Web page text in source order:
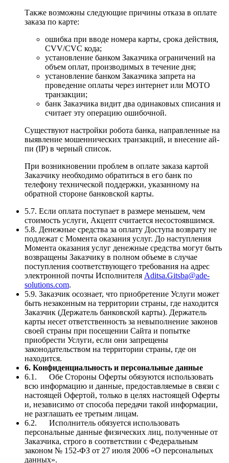
Также возможны следующие причины отказа в оплате
заказа по карте:
ошибка при вводе номера карты, срока действия,
CVV/CVC кода;
установление банком Заказчика ограничений на
объем оплат, производимых в течение дня;
установление банком Заказчика запрета на
проведение оплаты через интернет или MOTO
транзакции;
банк Заказчика видит два одинаковых списания и
считает эту операцию ошибочной.
Существуют настройки робота банка, направленные на
выявление мошеннических транзакций, и внесение ай-
пи (IP) в черный список.
При возникновении проблем в оплате заказа картой
Заказчику необходимо обратиться в его банк по
телефону технической поддержки, указанному на
обратной стороне банковской карты.
5.7. Если оплата поступает в размере меньшем, чем
стоимость услуги, Акцепт считается несостоявшимся.
5.8. Денежные средства за оплату Доступа возврату не
подлежат с Момента оказания услуг. До наступления
Момента оказания услуг денежные средства могут быть
возвращены Заказчику в полном объеме в случае
поступления соответствующего требования на адрес
электронной почты Исполнителя Aditsa.Gitsba@ade-
solutions.com.
5.9. Заказчик осознает, что приобретение Услуги может
быть незаконным на территории страны, где находится
Заказчик (Держатель банковской карты). Держатель
карты несет ответственность за невыполнение законов
своей страны при посещении Сайта и попытке
приобрести Услуги, если они запрещены
законодательством на территории страны, где он
находится.
6. Конфиденциальность и персональные данные
6.1. Обе Стороны Оферты обязуются использовать
всю информацию и данные, предоставляемые в связи с
настоящей Офертой, только в целях настоящей Оферты
и, независимо от способа передачи такой информации,
не разглашать ее третьим лицам.
6.2. Исполнитель обязуется использовать
персональные данные физических лиц, полученные от
Заказчика, строго в соответствии с Федеральным
законом № 152-ФЗ от 27 июля 2006 «О персональных
данных».